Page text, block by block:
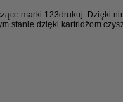
marki 123drukuj. Dzięki
stanie dzięki kartridżom